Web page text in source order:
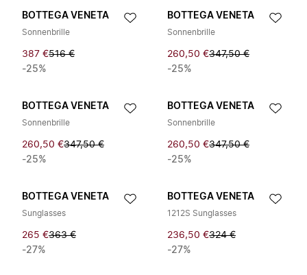
BOTTEGA VENETA
Sonnenbrille
387 €516 €
-25%
BOTTEGA VENETA
Sonnenbrille
260,50 €347,50 €
-25%
BOTTEGA VENETA
Sonnenbrille
260,50 €347,50 €
-25%
BOTTEGA VENETA
Sonnenbrille
260,50 €347,50 €
-25%
BOTTEGA VENETA
Sunglasses
265 €363 €
-27%
BOTTEGA VENETA
1212S Sunglasses
236,50 €324 €
-27%